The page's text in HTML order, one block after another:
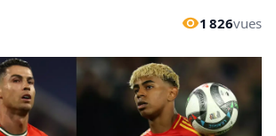
1 826vues